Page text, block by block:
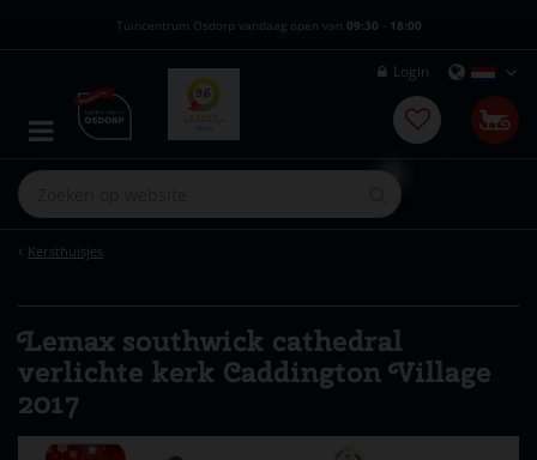
Kersthuisjes
Tuincentrum Osdorp vandaag open van 09:30 - 18:00
Login
Lemax southwick cathedral
verlichte kerk Caddington Village
2017